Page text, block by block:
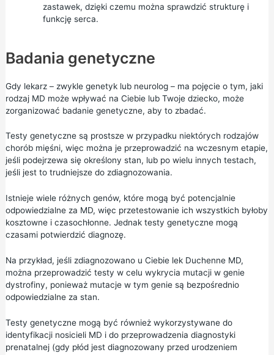
zastawek, dzięki czemu można sprawdzić strukturę i
funkcję serca.
Badania genetyczne
Gdy lekarz – zwykle genetyk lub neurolog – ma pojęcie o tym, jaki
rodzaj MD może wpływać na Ciebie lub Twoje dziecko, może
zorganizować badanie genetyczne, aby to zbadać.
Testy genetyczne są prostsze w przypadku niektórych rodzajów
chorób mięśni, więc można je przeprowadzić na wczesnym etapie,
jeśli podejrzewa się określony stan, lub po wielu innych testach,
jeśli jest to trudniejsze do zdiagnozowania.
Istnieje wiele różnych genów, które mogą być potencjalnie
odpowiedzialne za MD, więc przetestowanie ich wszystkich byłoby
kosztowne i czasochłonne. Jednak testy genetyczne mogą
czasami potwierdzić diagnozę.
Na przykład, jeśli zdiagnozowano u Ciebie lek Duchenne MD,
można przeprowadzić testy w celu wykrycia mutacji w genie
dystrofiny, ponieważ mutacje w tym genie są bezpośrednio
odpowiedzialne za stan.
Testy genetyczne mogą być również wykorzystywane do
identyfikacji nosicieli MD i do przeprowadzenia diagnostyki
prenatalnej (gdy płód jest diagnozowany przed urodzeniem